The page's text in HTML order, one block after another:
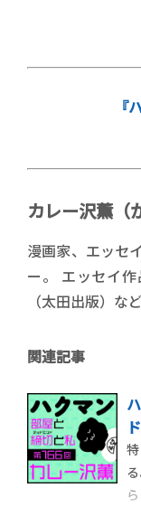
『
カレー沢薫（
漫画家、エッセ
ー。 エッセイ作
（太田出版）な
関連記事